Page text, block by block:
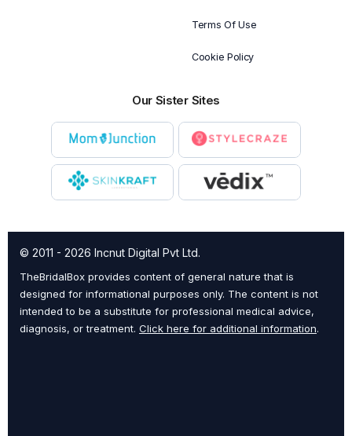
Terms Of Use
Cookie Policy
Our Sister Sites
© 2011 - 2026 Incnut Digital Pvt Ltd.
TheBridalBox provides content of general nature that is
designed for informational purposes only. The content is not
intended to be a substitute for professional medical advice,
diagnosis, or treatment. Click here for additional information.